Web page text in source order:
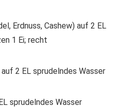
Erdnuss, Cashew) auf 2 EL
1 Ei; recht
2 EL sprudelndes Wasser
sprudelndes Wasser